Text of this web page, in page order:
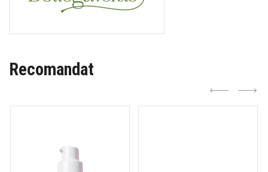
Recomandat